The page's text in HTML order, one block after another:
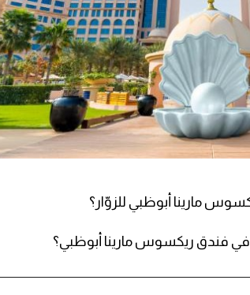
مارينا أبوظبي للزوّار؟
في فندق ريكسوس مارينا أبوظبي؟